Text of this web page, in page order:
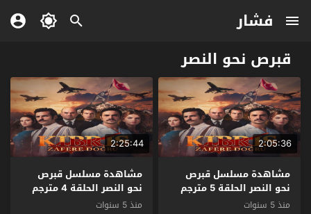
فشار
قبرص نحو النصر
2:05:36
مشاهدة مسلسل قبرص
نحو النصر الحلقة 5 مترجم
منذ 5 سنوات
2:25:44
مشاهدة مسلسل قبرص
نحو النصر الحلقة 4 مترجم
منذ 5 سنوات